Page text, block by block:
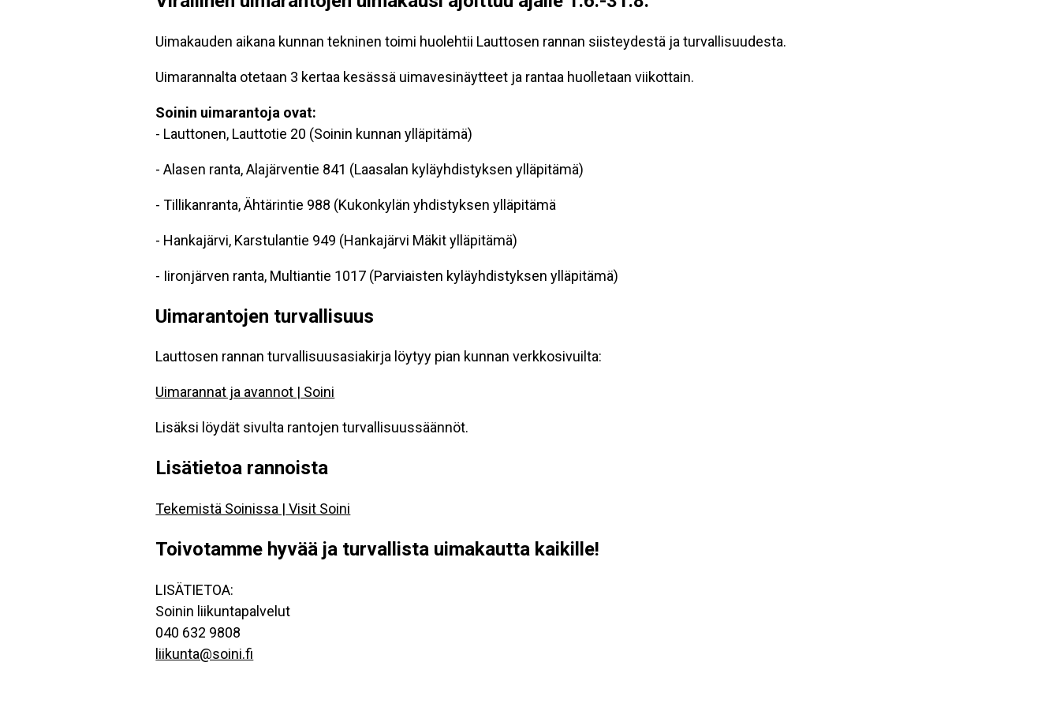
Uimakauden aikana kunnan tekninen toimi huolehtii Lauttosen rannan siisteydestä ja turvallisuudesta.
Uimarannalta otetaan 3 kertaa kesässä uimavesinäytteet ja rantaa huolletaan viikottain.
Soinin uimarantoja ovat:
- Lauttonen, Lauttotie 20 (Soinin kunnan ylläpitämä)
- Alasen ranta, Alajärventie 841 (Laasalan kyläyhdistyksen ylläpitämä)
- Tillikanranta, Ähtärintie 988 (Kukonkylän yhdistyksen ylläpitämä
- Hankajärvi, Karstulantie 949 (Hankajärvi Mäkit ylläpitämä)
- Iironjärven ranta, Multiantie 1017 (Parviaisten kyläyhdistyksen ylläpitämä)
Uimarantojen turvallisuus
Lauttosen rannan turvallisuusasiakirja löytyy pian kunnan verkkosivuilta:
Uimarannat ja avannot | Soini
Lisäksi löydät sivulta rantojen turvallisuussäännöt.
Lisätietoa rannoista
Tekemistä Soinissa | Visit Soini
Toivotamme hyvää ja turvallista uimakautta kaikille!
LISÄTIETOA:
Soinin liikuntapalvelut
040 632 9808
liikunta@soini.fi